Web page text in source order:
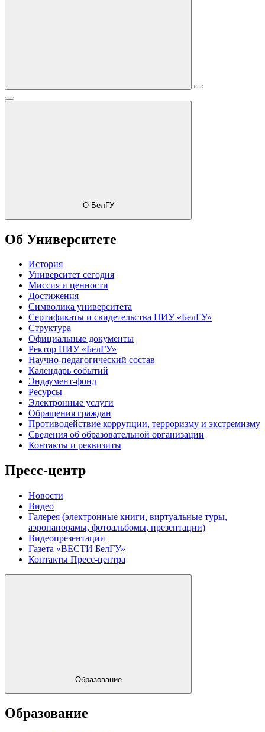
О БелГУ
Об Университете
История
Университет сегодня
Миссия и ценности
Достижения
Символика университета
Сертификаты и свидетельства НИУ «БелГУ»
Структура
Официальные документы
Ректор НИУ «БелГУ»
Научно-педагогический состав
Календарь событий
Эндаумент-фонд
Ресурсы
Электронные услуги
Обращения граждан
Противодействие коррупции, терроризму и экстремизму
Сведения об образовательной организации
Контакты и реквизиты
Пресс-центр
Новости
Видео
Галерея (электронные книги, виртуальные туры,
аэропанорамы, фотоальбомы, презентации)
Видеопрезентации
Газета «ВЕСТИ БелГУ»
Контакты Пресс-центра
Образование
Образование